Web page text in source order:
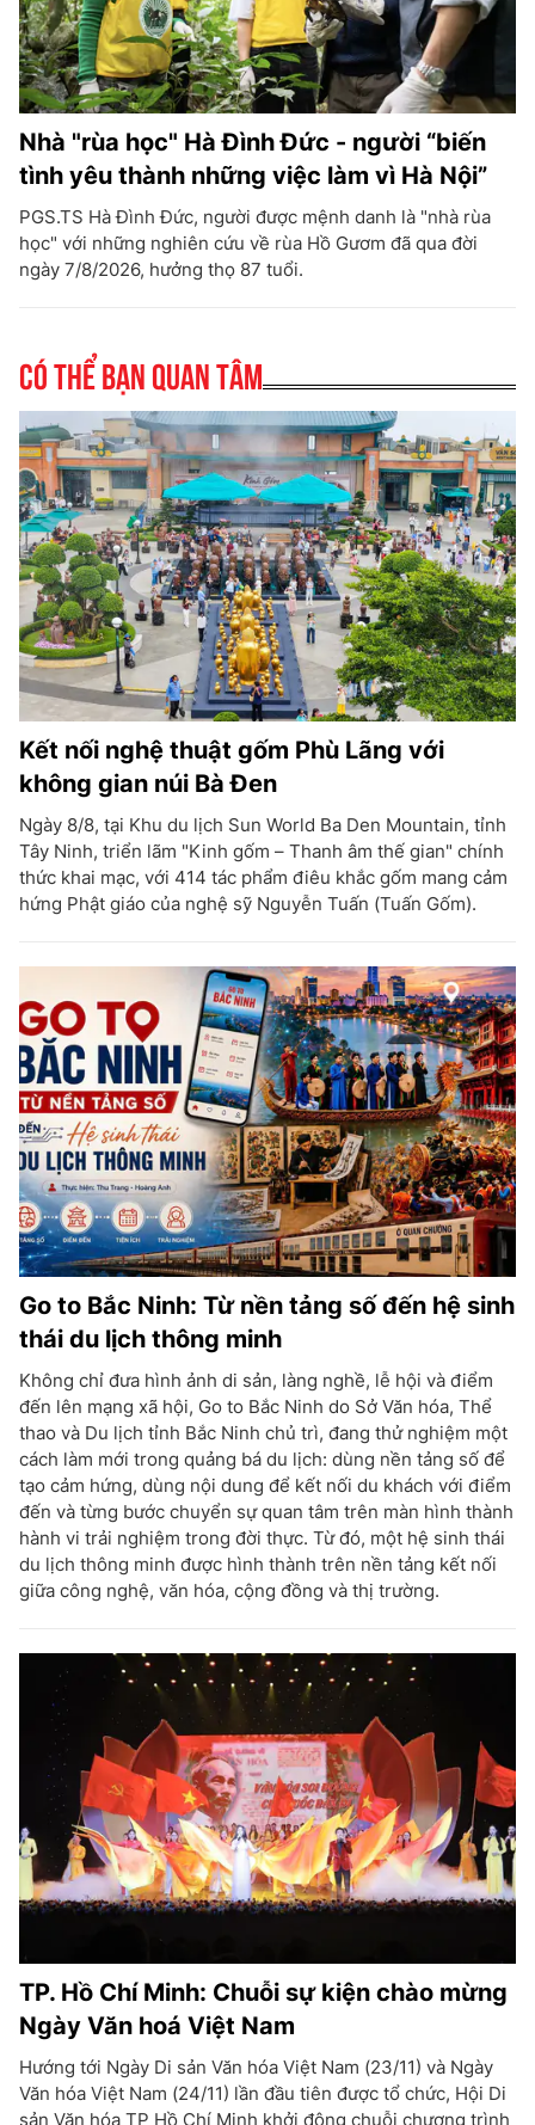
Nhà "rùa học" Hà Đình Đức - người “biến
tình yêu thành những việc làm vì Hà Nội”
PGS.TS Hà Đình Đức, người được mệnh danh là "nhà rùa
học" với những nghiên cứu về rùa Hồ Gươm đã qua đời
ngày 7/8/2026, hưởng thọ 87 tuổi.
Có thể bạn quan tâm
Kết nối nghệ thuật gốm Phù Lãng với
không gian núi Bà Đen
Ngày 8/8, tại Khu du lịch Sun World Ba Den Mountain, tỉnh
Tây Ninh, triển lãm "Kinh gốm – Thanh âm thế gian" chính
thức khai mạc, với 414 tác phẩm điêu khắc gốm mang cảm
hứng Phật giáo của nghệ sỹ Nguyễn Tuấn (Tuấn Gốm).
Go to Bắc Ninh: Từ nền tảng số đến hệ sinh
thái du lịch thông minh
Không chỉ đưa hình ảnh di sản, làng nghề, lễ hội và điểm
đến lên mạng xã hội, Go to Bắc Ninh do Sở Văn hóa, Thể
thao và Du lịch tỉnh Bắc Ninh chủ trì, đang thử nghiệm một
cách làm mới trong quảng bá du lịch: dùng nền tảng số để
tạo cảm hứng, dùng nội dung để kết nối du khách với điểm
đến và từng bước chuyển sự quan tâm trên màn hình thành
hành vi trải nghiệm trong đời thực. Từ đó, một hệ sinh thái
du lịch thông minh được hình thành trên nền tảng kết nối
giữa công nghệ, văn hóa, cộng đồng và thị trường.
TP. Hồ Chí Minh: Chuỗi sự kiện chào mừng
Ngày Văn hoá Việt Nam
Hướng tới Ngày Di sản Văn hóa Việt Nam (23/11) và Ngày
Văn hóa Việt Nam (24/11) lần đầu tiên được tổ chức, Hội Di
sản Văn hóa TP Hồ Chí Minh khởi động chuỗi chương trình